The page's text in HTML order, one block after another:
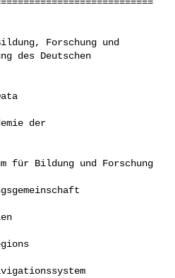
Forschung und
des Deutschen
der
für Bildung und Forschung